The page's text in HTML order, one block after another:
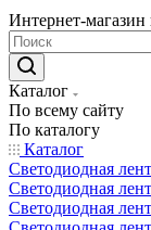
Интернет-магазин
Каталог
По всему сайту
По каталогу
Каталог
Светодиодная
Светодиодная
Светодиодная